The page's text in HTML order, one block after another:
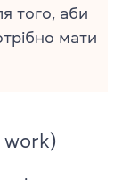
того, аби
мати